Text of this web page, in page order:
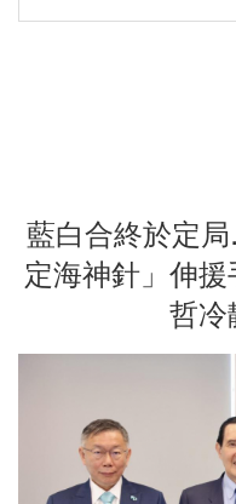
藍白合終於定
定海神針」伸
哲冷